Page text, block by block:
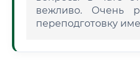
вежливо. Очень
переподготовку